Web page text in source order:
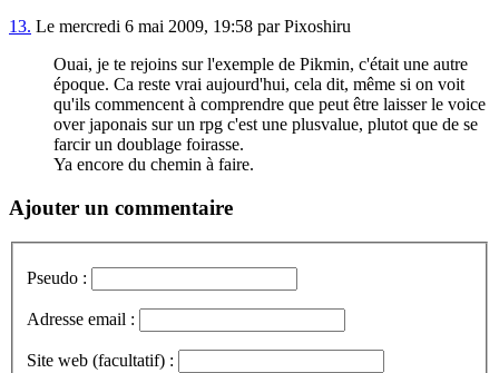
13. Le mercredi 6 mai 2009, 19:58 par Pixoshiru
Ouai, je te rejoins sur l'exemple de Pikmin, c'était une autre
époque. Ca reste vrai aujourd'hui, cela dit, même si on voit
qu'ils commencent à comprendre que peut être laisser le voice
over japonais sur un rpg c'est une plusvalue, plutot que de se
farcir un doublage foirasse.
Ya encore du chemin à faire.
Ajouter un commentaire
Pseudo :
Adresse email :
Site web (facultatif) :